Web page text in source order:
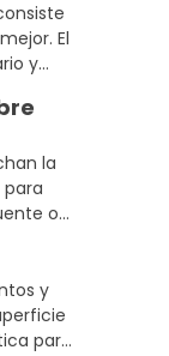
El
y
la
para
o
y
para